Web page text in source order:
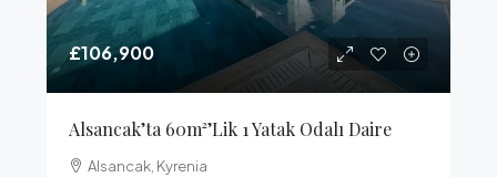
£106,900
Alsancak’ta 60m²’lik 1 Yatak Odalı Daire
Alsancak, Kyrenia